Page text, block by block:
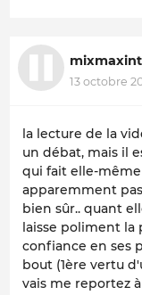
13 octobre
la lecture de la
un débat, mais il
qui fait elle-
apparemment
bien sûr.. quant
laisse poliment la
confiance en ses
bout (1ère vertu
vais me reportez